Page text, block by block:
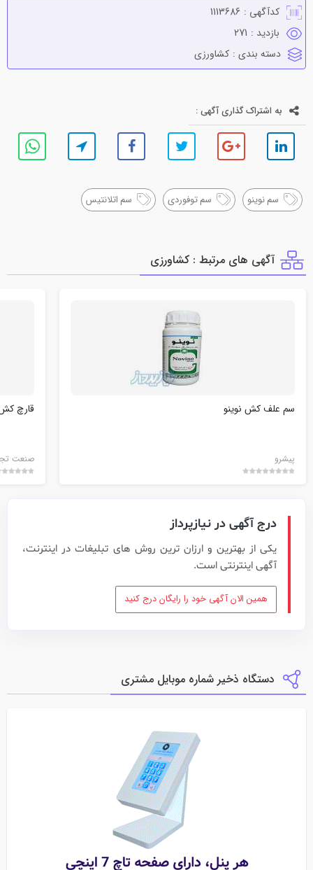
کدآگهی : 1113686
بازدید : 271
دسته بندی : كشاورزي
به اشتراک گذاری آگهی :
سم نوینو سم توفوردی سم اتلانتیس
آگهی های مرتبط : كشاورزي
سم علف کش نوینو
پیشرو
قارچ کش
صنعت
درج آگهی در نیازپرداز
یکی از بهترین و ارزان ترین روش های تبلیغات در اینترنت،
آگهی اینترنتی است.
همین الان آگهی خود را رایگان درج کنید
دستگاه ذخیر شماره موبایل مشتری